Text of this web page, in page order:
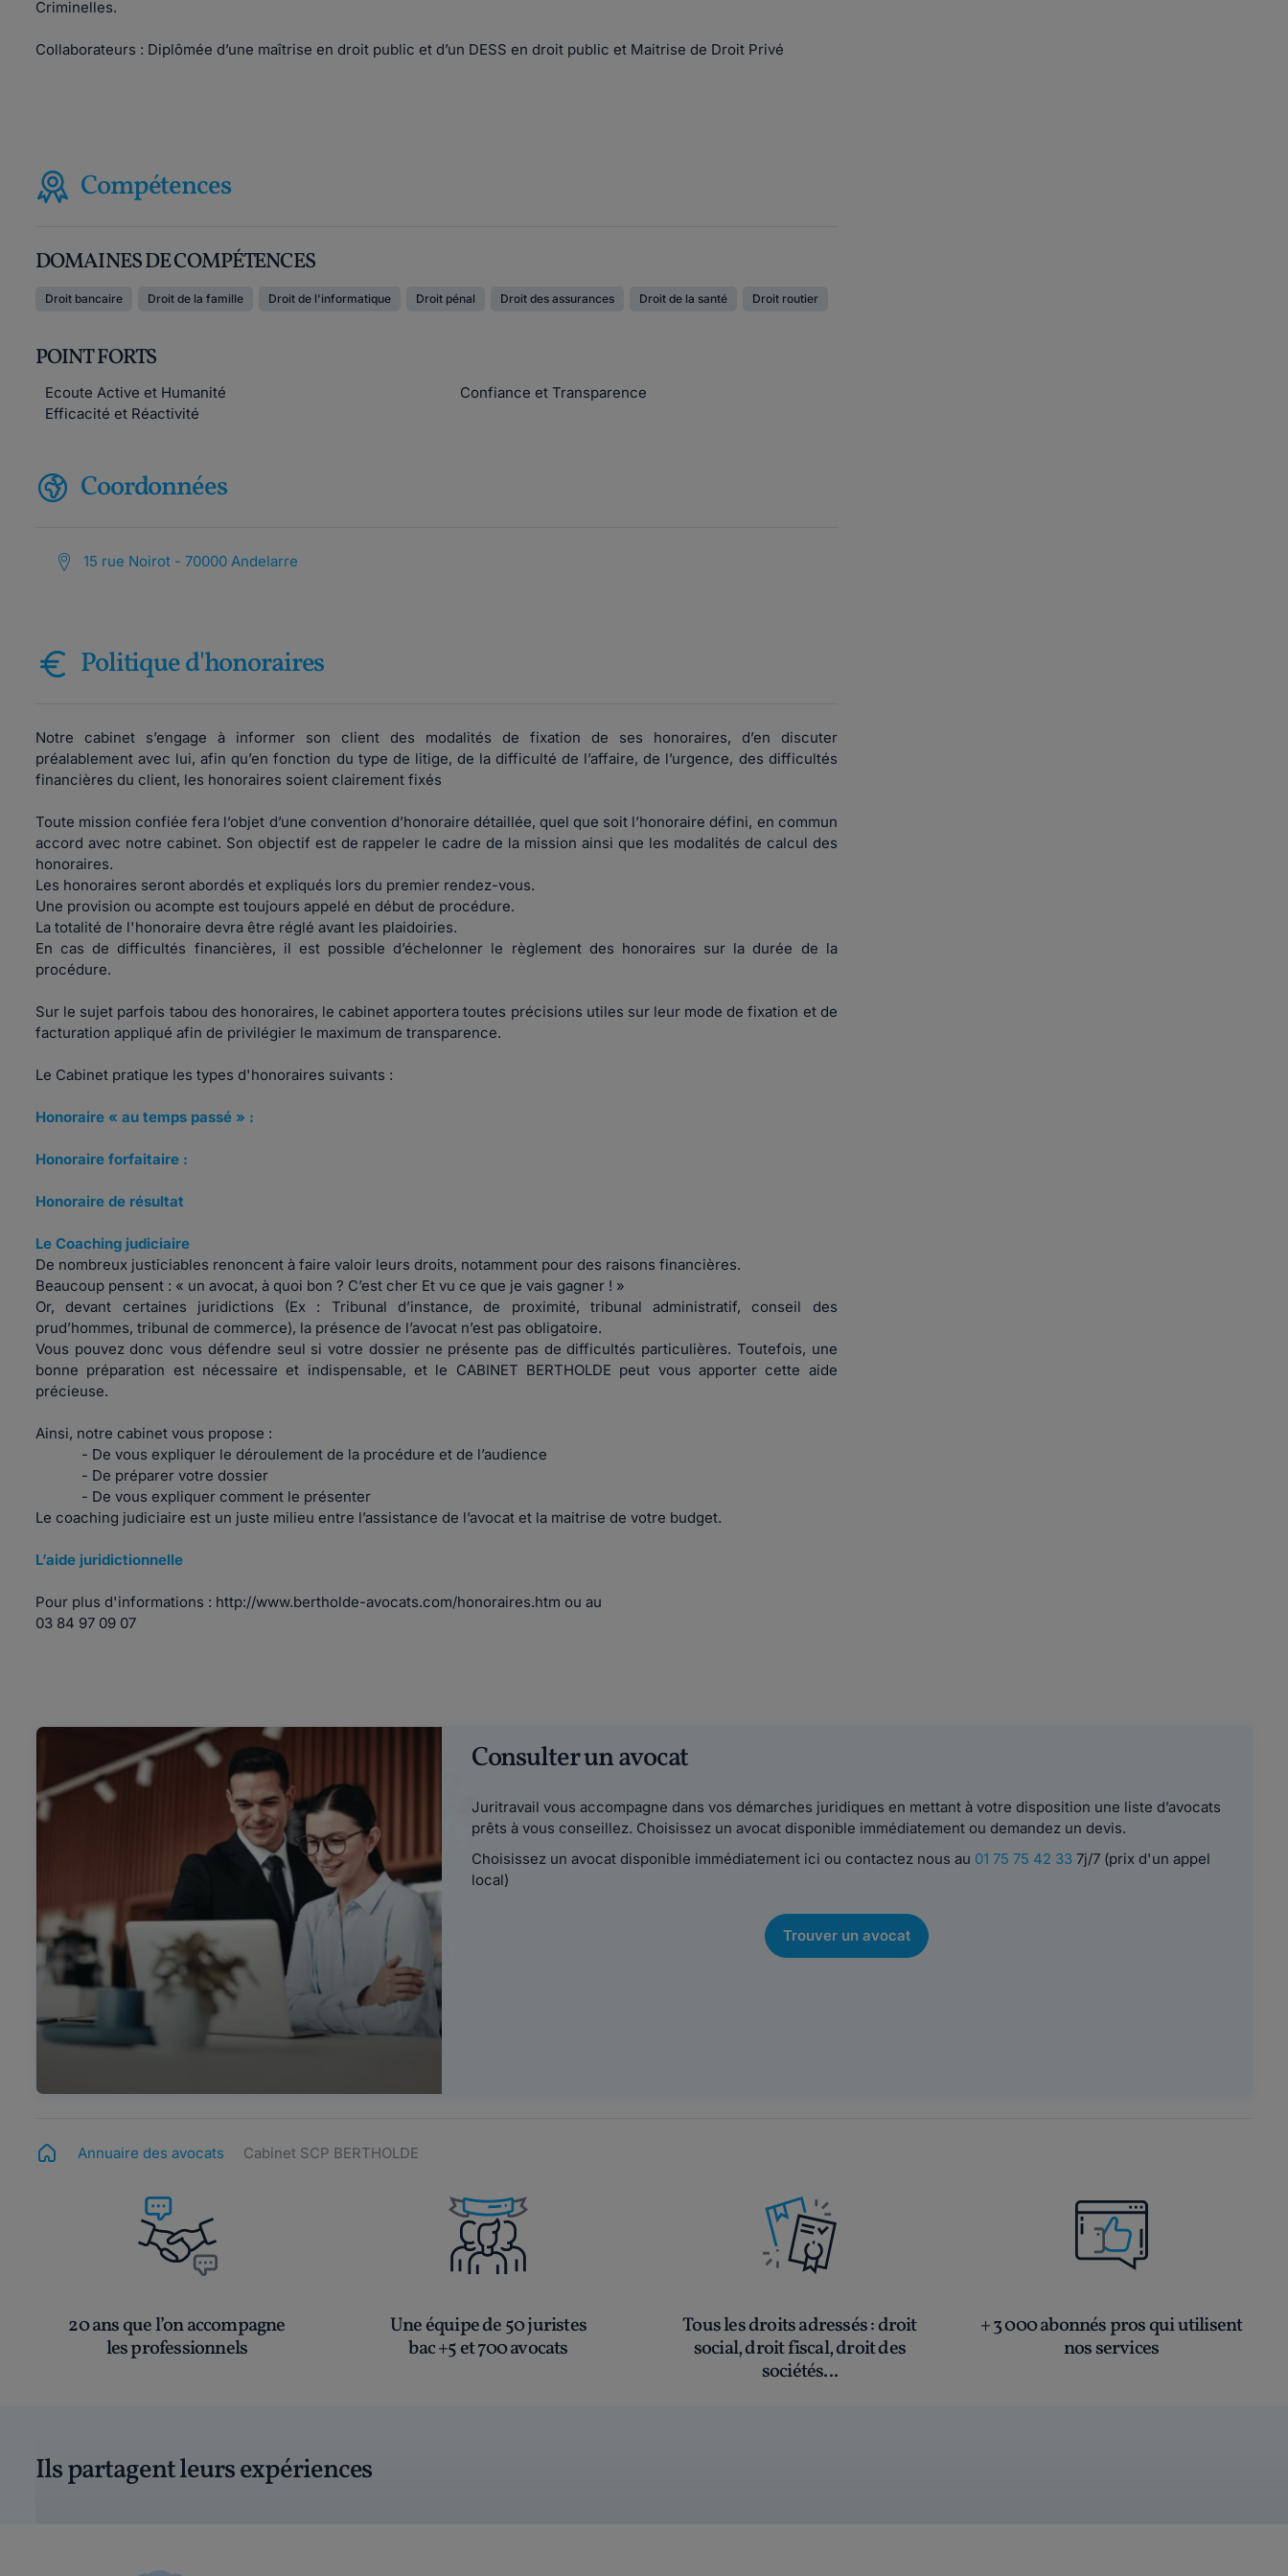
Criminelles.
Collaborateurs : Diplômée d’une maîtrise en droit public et d’un DESS en droit public et Maitrise de Droit Privé
Compétences
DOMAINES DE COMPÉTENCES
Droit bancaire Droit de la famille Droit de l'informatique Droit pénal Droit des assurances Droit de la santé Droit routier
POINT FORTS
Ecoute Active et Humanité
Confiance et Transparence
Efficacité et Réactivité
Coordonnées
15 rue Noirot - 70000 Andelarre
Politique d'honoraires
Notre cabinet s’engage à informer son client des modalités de fixation de ses honoraires, d’en discuter
préalablement avec lui, afin qu’en fonction du type de litige, de la difficulté de l’affaire, de l’urgence, des difficultés
financières du client, les honoraires soient clairement fixés
Toute mission confiée fera l’objet d’une convention d’honoraire détaillée, quel que soit l’honoraire défini, en commun
accord avec notre cabinet. Son objectif est de rappeler le cadre de la mission ainsi que les modalités de calcul des
honoraires.
Les honoraires seront abordés et expliqués lors du premier rendez-vous.
Une provision ou acompte est toujours appelé en début de procédure.
La totalité de l'honoraire devra être réglé avant les plaidoiries.
En cas de difficultés financières, il est possible d’échelonner le règlement des honoraires sur la durée de la
procédure.
Sur le sujet parfois tabou des honoraires, le cabinet apportera toutes précisions utiles sur leur mode de fixation et de
facturation appliqué afin de privilégier le maximum de transparence.
Le Cabinet pratique les types d'honoraires suivants :
Honoraire « au temps passé » :
Honoraire forfaitaire :
Honoraire de résultat
Le Coaching judiciaire
De nombreux justiciables renoncent à faire valoir leurs droits, notamment pour des raisons financières.
Beaucoup pensent : « un avocat, à quoi bon ? C’est cher Et vu ce que je vais gagner ! »
Or, devant certaines juridictions (Ex : Tribunal d’instance, de proximité, tribunal administratif, conseil des
prud’hommes, tribunal de commerce), la présence de l’avocat n’est pas obligatoire.
Vous pouvez donc vous défendre seul si votre dossier ne présente pas de difficultés particulières. Toutefois, une
bonne préparation est nécessaire et indispensable, et le CABINET BERTHOLDE peut vous apporter cette aide
précieuse.
Ainsi, notre cabinet vous propose :
- De vous expliquer le déroulement de la procédure et de l’audience
- De préparer votre dossier
- De vous expliquer comment le présenter
Le coaching judiciaire est un juste milieu entre l’assistance de l’avocat et la maitrise de votre budget.
L’aide juridictionnelle
Pour plus d'informations : http://www.bertholde-avocats.com/honoraires.htm ou au
03 84 97 09 07
Consulter un avocat
Juritravail vous accompagne dans vos démarches juridiques en mettant à votre disposition une liste d’avocats
prêts à vous conseillez. Choisissez un avocat disponible immédiatement ou demandez un devis.
Choisissez un avocat disponible immédiatement ici ou contactez nous au 01 75 75 42 337j/7 (prix d'un appel
local)
Trouver un avocat
Annuaire des avocats Cabinet SCP BERTHOLDE
20 ans que l’on accompagne
les professionnels
Une équipe de 50 juristes
bac +5 et 700 avocats
Tous les droits adressés: droit
social, droit fiscal, droit des
sociétés...
+ 3 000 abonnés pros qui utilisent
nos services
Ils partagent leurs expériences